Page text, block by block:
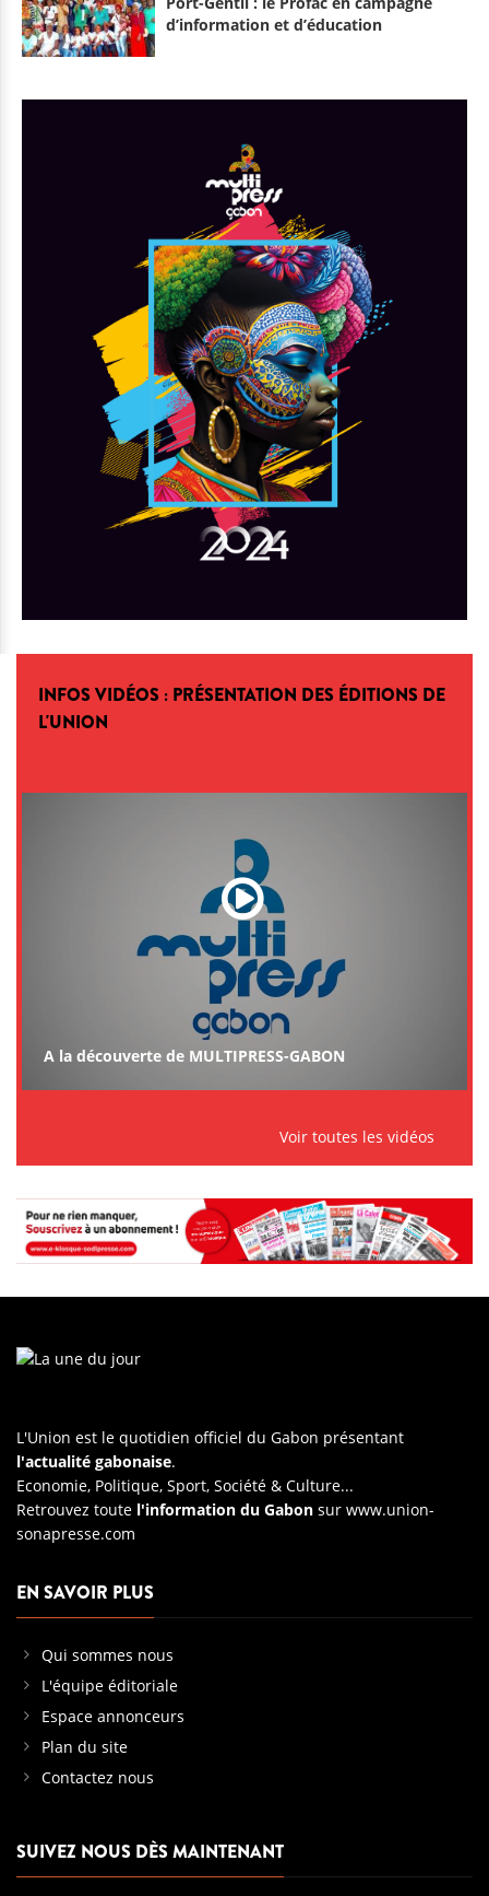
d’information et d’éducation
INFOS VIDÉOS : PRÉSENTATION DES ÉDITIONS DE
L'UNION
A la découverte de MULTIPRESS-GABON
Voir toutes les vidéos
L'Union est le quotidien officiel du Gabon présentant
l'actualité gabonaise.
Economie, Politique, Sport, Société & Culture...
Retrouvez toute l'information du Gabon sur www.union-
sonapresse.com
EN SAVOIR PLUS
Qui sommes nous
L'équipe éditoriale
Espace annonceurs
Plan du site
Contactez nous
SUIVEZ NOUS DÈS MAINTENANT